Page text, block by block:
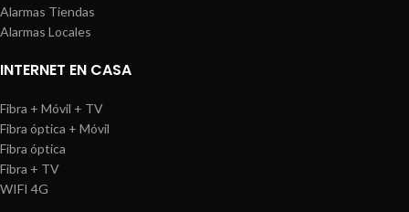
Alarmas Tiendas
Alarmas Locales
INTERNET EN CASA
Fibra + Móvil + TV
Fibra óptica + Móvil
Fibra óptica
Fibra + TV
WIFI 4G